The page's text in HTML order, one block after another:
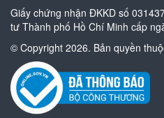
Giấy chứng nhận ĐKKD số
tư Thành phố Hồ Chí Minh cấp
© Copyright 2026. Bản quyền